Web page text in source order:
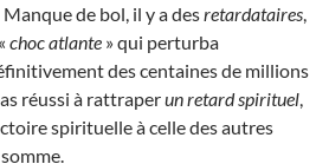
de bol, il y a desretardataires
choc atlante » qui perturba
des centaines de millions
réussi à rattraperun retard spirituel
spirituelle à celle des autres